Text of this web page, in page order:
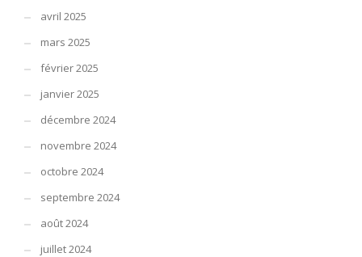
avril 2025
mars 2025
février 2025
janvier 2025
décembre 2024
novembre 2024
octobre 2024
septembre 2024
août 2024
juillet 2024